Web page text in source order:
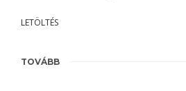
LETÖLTÉS
TOVÁBB